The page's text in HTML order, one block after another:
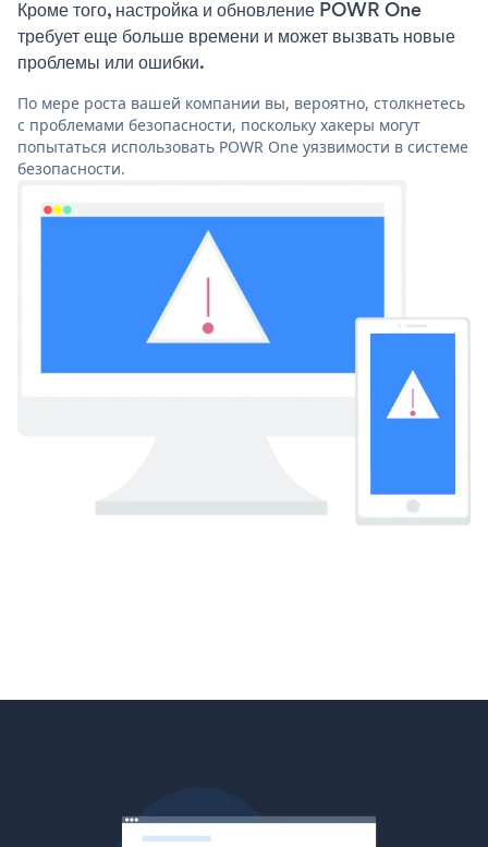
Кроме того, настройка и обновление POWR One
требует еще больше времени и может вызвать новые
проблемы или ошибки.
По мере роста вашей компании вы, вероятно, столкнетесь
с проблемами безопасности, поскольку хакеры могут
попытаться использовать POWR One уязвимости в системе
безопасности.